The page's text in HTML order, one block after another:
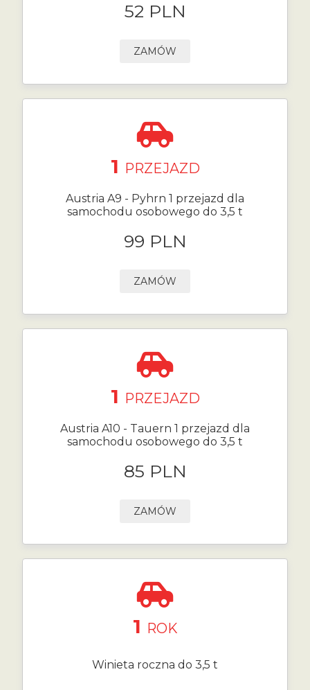
52 PLN
ZAMÓW
1 PRZEJAZD
Austria A9 - Pyhrn 1 przejazd dla
samochodu osobowego do 3,5 t
99 PLN
ZAMÓW
1 PRZEJAZD
Austria A10 - Tauern 1 przejazd dla
samochodu osobowego do 3,5 t
85 PLN
ZAMÓW
1 ROK
Winieta roczna do 3,5 t